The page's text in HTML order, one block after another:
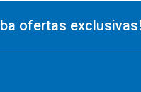
ofertas exclusivas!